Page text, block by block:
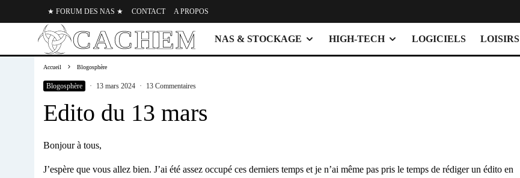
★ FORUM DES NAS ★ CONTACT A PROPOS
NAS & STOCKAGE HIGH-TECH LOGICIELS LOISIRS
Accueil Blogosphère
Blogosphère · 13 mars 2024 · 13 Commentaires
Edito du 13 mars
Bonjour à tous,
J’espère que vous allez bien. J’ai été assez occupé ces derniers temps et je n’ai même pas pris le temps de rédiger un édito en